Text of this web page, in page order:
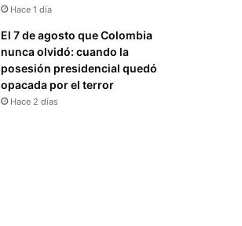
Hace 1 día
El 7 de agosto que Colombia
nunca olvidó: cuando la
posesión presidencial quedó
opacada por el terror
Hace 2 días